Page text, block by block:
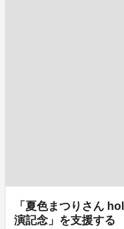
「夏色まつりさん
演記念」を支援する